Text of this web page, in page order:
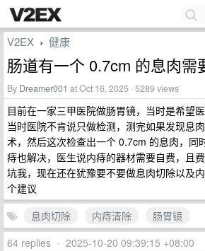
V2EX › 健康
肠道有一个 0.7cm 的息肉需
By Dreamer001 at Oct 16, 2025 · 5289 views
目前在一家三甲医院做肠胃镜，当时是希望
当时医院不肯说只做检测，测完如果发现息
术，然后这次检查出一个 0.7cm 的息肉，同
痔也解决，医生说内痔的器材需要自费，且
坑我，现在还在犹豫要不要做息肉切除以及
个建议
息肉切除
内痔清除
肠胃镜
64 replies • 2025-10-20 09:39:15 +08:00